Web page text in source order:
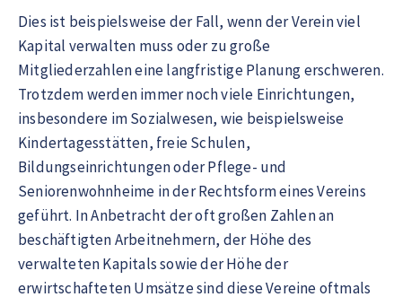
Dies ist beispielsweise der Fall, wenn der Verein viel
Kapital verwalten muss oder zu große
Mitgliederzahlen eine langfristige Planung erschweren.
Trotzdem werden immer noch viele Einrichtungen,
insbesondere im Sozialwesen, wie beispielsweise
Kindertagesstätten, freie Schulen,
Bildungseinrichtungen oder Pflege- und
Seniorenwohnheime in der Rechtsform eines Vereins
geführt. In Anbetracht der oft großen Zahlen an
beschäftigten Arbeitnehmern, der Höhe des
verwalteten Kapitals sowie der Höhe der
erwirtschafteten Umsätze sind diese Vereine oftmals